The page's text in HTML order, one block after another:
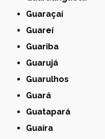
Guaraçaí
Guareí
Guariba
Guarujá
Guarulhos
Guará
Guatapará
Guaíra